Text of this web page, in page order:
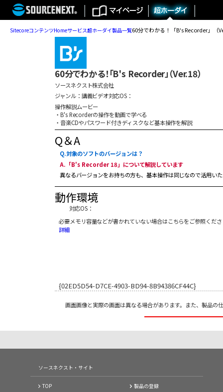
SitecoreコンテンツHomeサービス超ホーダイ製品一覧60分でわかる！「B's Recorder」（
60分でわかる！「B's Recorder」（Ver.18）
ソースネクスト株式会社
ジャンル：講義ビデオ対応OS：
操作解説ムービー
・B's Recorderの操作を動画で学べる
・音楽CDやパスワード付きディスクなど基本操作を解説
Q＆A
Q.対象のソフトのバージョンは？
A.「B's Recorder 18」について解説しています
異なるバージョンをお持ちの方も、基本操作は同じなので活用い
動作環境
対応OS：
必要メモリ容量などが書かれていない場合はこちらをご参照くだ
詳細
{02ED5D54-D7CE-4903-BD94-8B94386CF44C}
画面画像と実際の画面は異なる場合があります。また、製品
ソースネクスト・サイト
TOP
製品の登録